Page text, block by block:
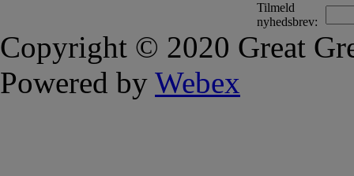
Tilmeld
nyhedsbrev:
Copyright © 2020 Great
Powered by Webex